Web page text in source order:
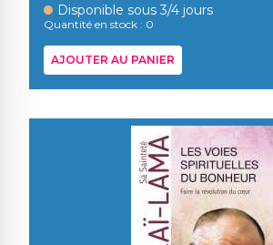
Disponible sous 3/4 jours
Quantité en stock : 0
AJOUTER AU PANIER